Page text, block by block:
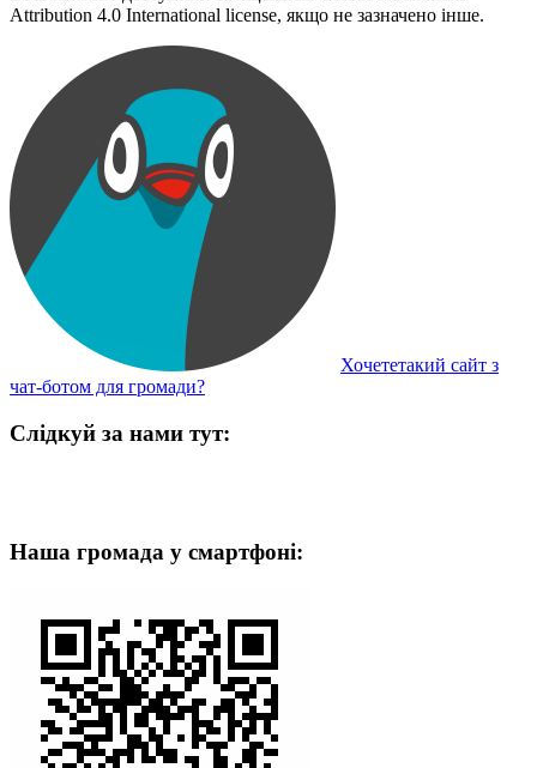
Attribution 4.0 International license, якщо не зазначено інше.
Хочететакий сайт з
чат-ботом для громади?
Слідкуй за нами тут:
Наша громада у смартфоні: